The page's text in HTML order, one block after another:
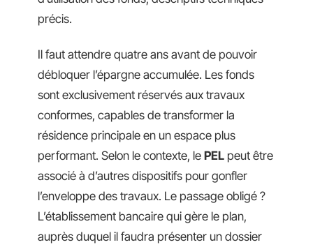
précis.
Il faut attendre quatre ans avant de pouvoir
débloquer l’épargne accumulée. Les fonds
sont exclusivement réservés aux travaux
conformes, capables de transformer la
résidence principale en un espace plus
performant. Selon le contexte, le PEL peut être
associé à d’autres dispositifs pour gonfler
l’enveloppe des travaux. Le passage obligé ?
L’établissement bancaire qui gère le plan,
auprès duquel il faudra présenter un dossier